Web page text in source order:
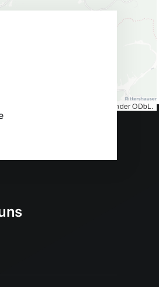
, under ODbL.